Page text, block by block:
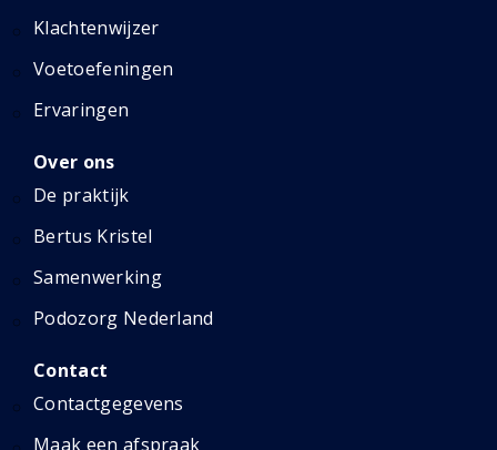
Klachtenwijzer
Voetoefeningen
Ervaringen
Over ons
De praktijk
Bertus Kristel
Samenwerking
Podozorg Nederland
Contact
Contactgegevens
Maak een afspraak